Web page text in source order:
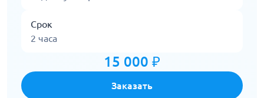
Срок
2 часа
15 000 ₽
Заказать